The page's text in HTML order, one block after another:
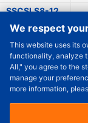
We respect
This website uses its
functionality, analyze
All," you agree to the
manage your
more information,
SSCSLS8-12
SSCSLS8-14
Order Qty. -
Unit Price (USD) :---
(with VAT (USD)) :---